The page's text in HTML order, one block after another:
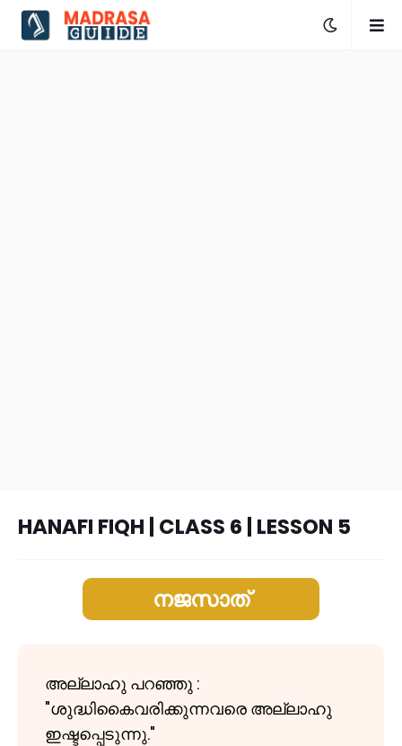
HANAFI FIQH | CLASS 6 | LESSON 5
നജസാത്
അല്ലാഹു പറഞ്ഞു :
"ശുദ്ധികൈവരിക്കുന്നവരെ അല്ലാഹു
ഇഷ്ടപ്പെടുന്നു."